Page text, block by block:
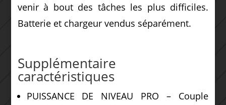
venir à bout des tâches les plus difficiles.
Batterie et chargeur vendus séparément.
Supplémentaire
caractéristiques
PUISSANCE DE NIVEAU PRO – Couple